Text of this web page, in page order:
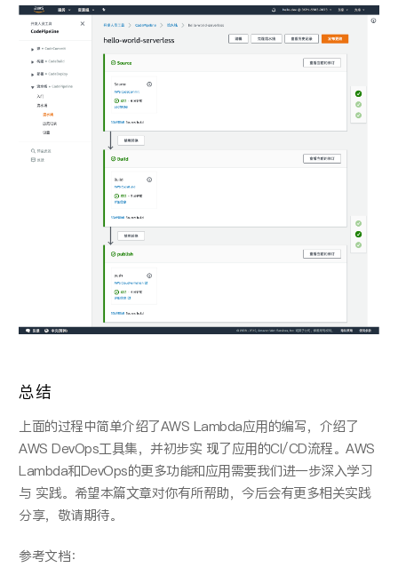
总结
上面的过程中简单介绍了AWS Lambda应⽤的编写，介绍了
AWS DevOps⼯具集，并初步实 现了应⽤的CI/CD流程。AWS
Lambda和DevOps的更多功能和应⽤需要我们进一步深⼊学习
与 实践。希望本篇⽂章对你有所帮助，今后会有更多相关实践
分享，敬请期待。
参考文档：